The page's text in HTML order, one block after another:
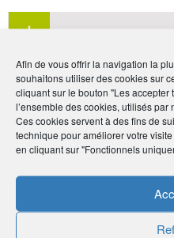
Afin de vous offrir la navigation la
souhaitons utiliser des cookies sur
cliquant sur le bouton "Les accepter
l’ensemble des cookies, utilisés par
Ces cookies servent à des fins de
technique pour améliorer votre
en cliquant sur "Fonctionnels
Sur votre association
Par :La rédaction